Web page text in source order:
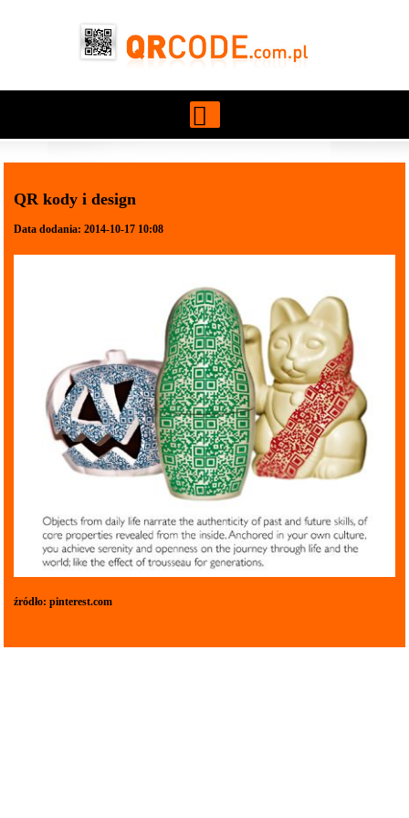
QR kody i design
Data dodania: 2014-10-17 10:08
źródło:pinterest.com